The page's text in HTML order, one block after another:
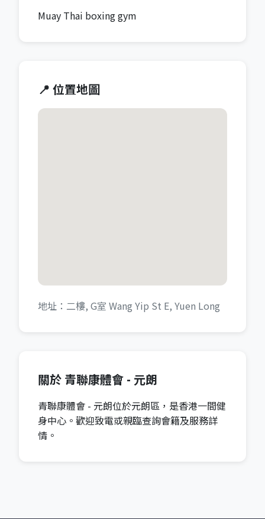
Muay Thai boxing gym
📍 位置地圖
地址：二樓, G室 Wang Yip St E, Yuen Long
關於 青聯康體會 - 元朗
青聯康體會 - 元朗位於元朗區，是香港一間健
身中心。歡迎致電或親臨查詢會籍及服務詳
情。